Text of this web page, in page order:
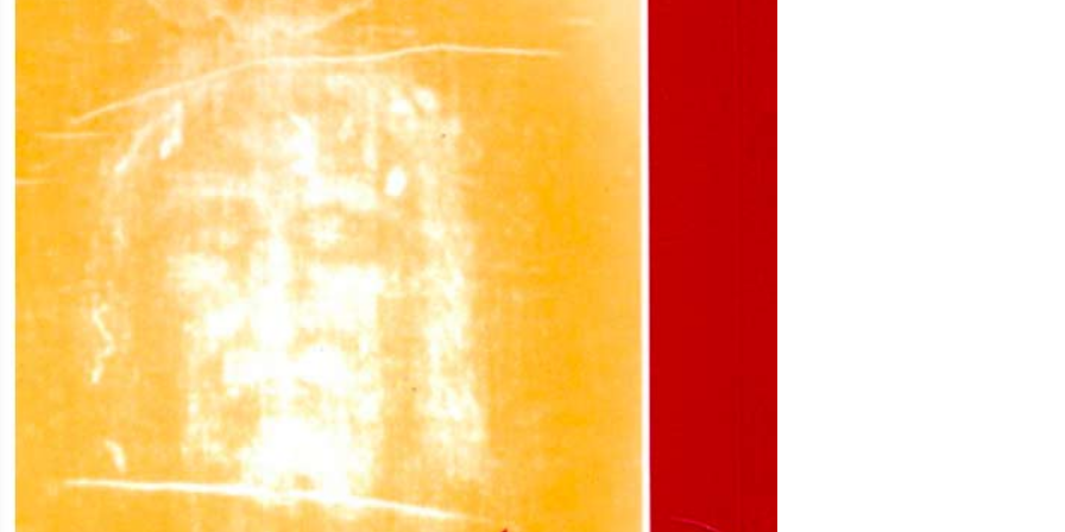
صناعته الحياكة في بلدة قليوب . وكان أبواه مملوءين نعمة وأيمانا . ربياه التربية الدينية في كتاب البلدة فتعلم
الكتابة والحساب وأتقنهما . واشتهر منذ حداثته بنسخ الكتب الدينية وتقديمها إلى الكنائس علي نفقته الخاصة وكان
يأتي بما ينسخه من الكتب إلى البابا يوحنا الثامن عشر البطريرك السابع بعد المائة الذي تولي الكرسي من سنة
1486 إلى 1512 للشهداء ( 1769 – 1796 م ) وقد لفتت أنظار هذا البابا كثرة الكتب التي قدمها إبراهيم الجوهري
وكثرة ما تكبده من النفقات في نسخها وتجليدها فاستفسر منه عن موارده فكشف له إبراهيم عن حاله فسر البابا
عن غيرته وتقواه وقربه إليه وباركه قائلا : " ليرفع الرب اسمك ويبارك عملك وليقم ذكراك إلى الأبد " وتوثقت
العلاقات بعد ذلك بينه وبين البابا . والتحق إبراهيم في بدء أمره بوظيفة كاتب لأحد أمراء المماليك ثم توسط البابا
لدي المعلم رزق رئيس الكتاب وقتئذ فأتخذه كاتبا خاصا له واستمر في هذه الوظيفة إلى أخر أيام علي بك الكبير
الذي ألحقه بخدمته . ولما تولي محمد بك أبو الذهب مشيخة البلاد اعتزل المعلم رزق رئاسة الديوان وحل محله
المعلم إبراهيم فسطع نجمه من هذا الحين . ولما مات أبو الذهب وخلفه في مشيخة البلاد إبراهيم بك تقلد المعلم
إبراهيم رئاسة كتاب القطر المصري وهي اسمي الوظائف الحكومية في ذلك العصر وتعادل رتبة رئاسة الوزارة .
ولم يؤثر هذا المنصب العظيم في أخلاق إبراهيم الجوهري بل زاده تواضعا وكرما وإحسانا حتى جذب إليه القلوب
ومن فرط حب إبراهيم بك له أولاه ثقته حتى آخر نسمه من حياته فأخلص له الجوهري كل الإخلاص وتزوج المعلم
إبراهيم من سيدة فاضلة تقية شاركته في أخلاقه الطيبة وعاونته في أعمال البر والإحسان وشجعته علي تعمير
الكنائس ورزق منها بولد اسمه يوسف وابنة اسمها دميانة . وكان يقطن بجهة قنطرة الدكة . ولما ترعرع ابنه عزم
علي تأهيله فأعد له دارا خاصة به جهزها بأفخر المفروشات واثمن الأواني والأدوات واستعد لحفلة الزفاف ولكن
شاءت إرادة الله أن تختاره وتضمه إلى الأحضان الإبراهيمية قبل زواجه فحزن عليه والداه حزنا شديدا وأغلق
المعلم إبراهيم الدار التي جهزها له وبقيت مغلقة إلى أن نهبت . وقد كان لوفاة هذا الابن الوحيد أثر كبير في نفس
إبراهيم وزوجته فازداد رغبة في مساعدة الأرامل واليتامى والمساكين وتعزية الحزانى والمنكوبين فأدهش جميع
عارفيه بصبره الغريب واحتماله آلام الفراق وخيبة الأمل ولما أرادت زوجته الاعتراض علي أحكام الله ، تر آي لها
القديس أنطونيوس الكبير كوكب البرية في حلم وعزاها قائلا : " اعلمي يا ابنتي أن الله أحب ولدك ونقله إليه شابا
كما أحب والده لحكمة قصدها لحفظ اسم المعلم الكبير تقيا إذ ربما أفسد ولده شهرته وعاب اسمه وهذا خير جزاء